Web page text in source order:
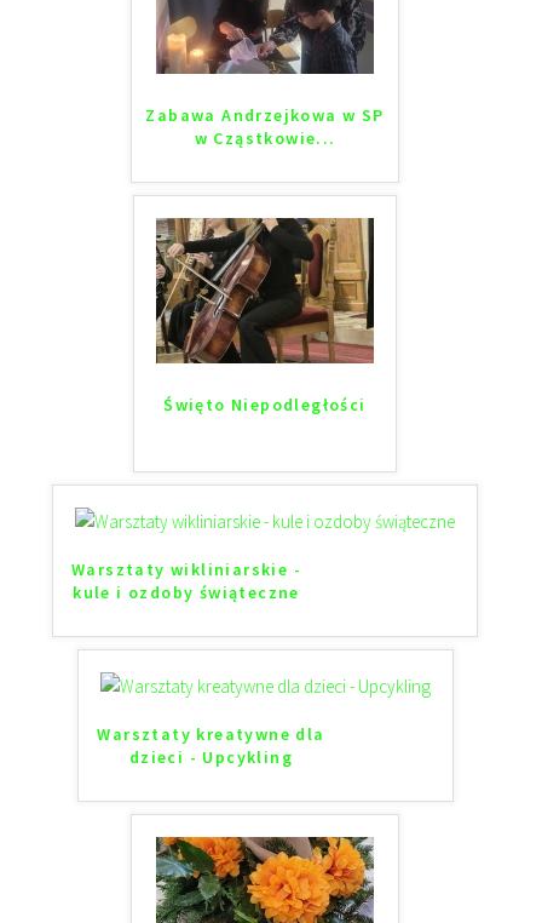
Zabawa Andrzejkowa w SP
w Cząstkowie...
Święto Niepodległości
Warsztaty wikliniarskie -
kule i ozdoby świąteczne
Warsztaty kreatywne dla
dzieci - Upcykling